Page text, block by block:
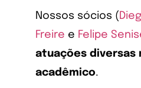
Nossos sócios (
Freire e Felipe
atuações diversas
acadêmico.